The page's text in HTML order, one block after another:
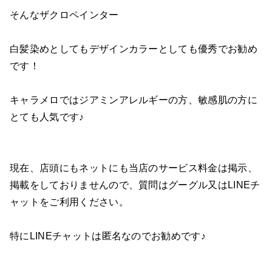
そんなザクロペインター
白髪染めとしてもデザインカラーとしても優秀でお勧め
です！
キャラメロではジアミンアレルギーの方、敏感肌の方に
とても人気です♪
現在、店頭にもネットにも当店のサービス料金は掲示、
掲載をしておりませんので、質問はグーグル又はLINEチ
ャットをご利用ください。
特にLINEチャットは匿名なのでお勧めです♪